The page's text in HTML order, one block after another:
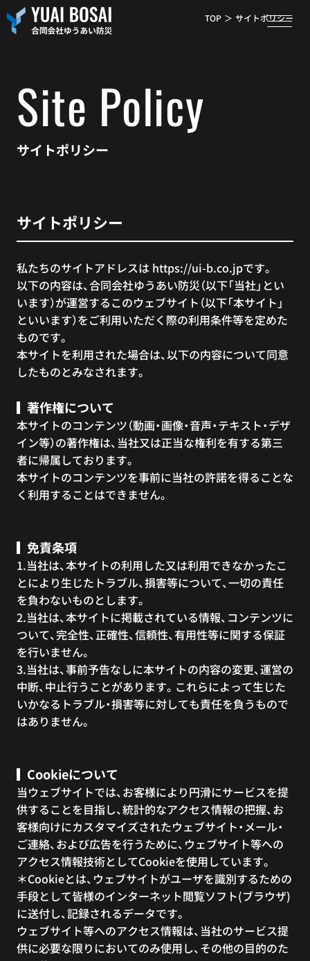
TOP サイトポリシー
Site Policy
サイトポリシー
サイトポリシー
私たちのサイトアドレスは https://ui-b.co.jpです。
以下の内容は、合同会社ゆうあい防災（以下「当社」とい
います）が運営するこのウェブサイト（以下「本サイト」
といいます）をご利用いただく際の利用条件等を定めた
ものです。
本サイトを利用された場合は、以下の内容について同意
したものとみなされます。
著作権について
本サイトのコンテンツ（動画・画像・音声・テキスト・デザ
イン等）の著作権は、当社又は正当な権利を有する第三
者に帰属しております。
本サイトのコンテンツを事前に当社の許諾を得ることな
く利用することはできません。
免責条項
1.当社は、本サイトの利用した又は利用できなかったこ
とにより生じたトラブル、損害等について、一切の責任
を負わないものとします。
2.当社は、本サイトに掲載されている情報、コンテンツに
ついて、完全性、正確性、信頼性、有用性等に関する保証
を行いません。
3.当社は、事前予告なしに本サイトの内容の変更、運営の
中断、中止行うことがあります。これらによって生じた
いかなるトラブル・損害等に対しても責任を負うもので
はありません。
Cookieについて
当ウェブサイトでは、お客様により円滑にサービスを提
供することを目指し、統計的なアクセス情報の把握、お
客様向けにカスタマイズされたウェブサイト・メール・
ご連絡、および広告を行うために、ウェブサイト等への
アクセス情報技術としてCookieを使用しています。
＊Cookieとは、ウェブサイトがユーザを識別するための
手段として皆様のインターネット閲覧ソフト(ブラウザ)
に送付し、記録されるデータです。
ウェブサイト等へのアクセス情報は、当社のサービス提
供に必要な限りにおいてのみ使用し、その他の目的のた